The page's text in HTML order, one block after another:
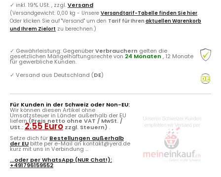
✓ inkl. 19% USt. , zzgl.Versand
(Versandgewicht: 0,00 kg - Unsere Versandtarif-Tabelle finden Sie hier.
Oder klicken Sie auf "Versand" um den Tarif für Ihren aktuellen Warenkorb
und Ihrem Zielort zu berechnen.)
✓ Gewährleistung: GegenüberVerbrauchern gelten die
gesetzlichen Mängelhaftungsrechte von 24 Monaten , 12 Monate
für gewerbliche Kunden.
✓ Versand aus Deutschland (DE)
Für Kunden in der Schweiz oder Non-EU:
Wir können diesen Artikel ohne
Umsatzsteuer in Länder außerhalb der EU
liefern (Preis netto ohne VAT / MwSt. /
USt.: 2.55 Euro zzgl. Steuern) .
Setze dich für Bestellungen außerhalb
der EU bitte per e-Mail an kontakt@yerd.de
kurz mit uns in Verbindung ...
...oder perWhatsApp (NUR Chat!):
+491796159552